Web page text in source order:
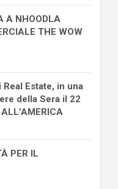
A NHOODLA
THE WOW
Estate, in una
della Sera il 22
PER IL